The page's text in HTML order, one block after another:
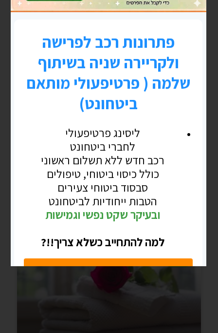
רק "ל"- את זה למדתי מהרמ"ח שלי (הפורש א')–
חמישי יום קבלה לפורשים מזה 11 שנים באהבה וללא
עלות בחמישי האחרון על הבוקר פגשתי את א'
אין תגובות